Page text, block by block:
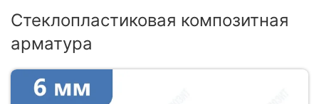
Стеклопластиковая композитная
арматура